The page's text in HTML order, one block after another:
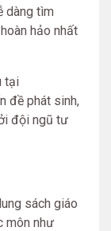
dàng tìm
hảo nhất
tại
đề phát sinh,
đội ngũ tư
sách giáo
môn như